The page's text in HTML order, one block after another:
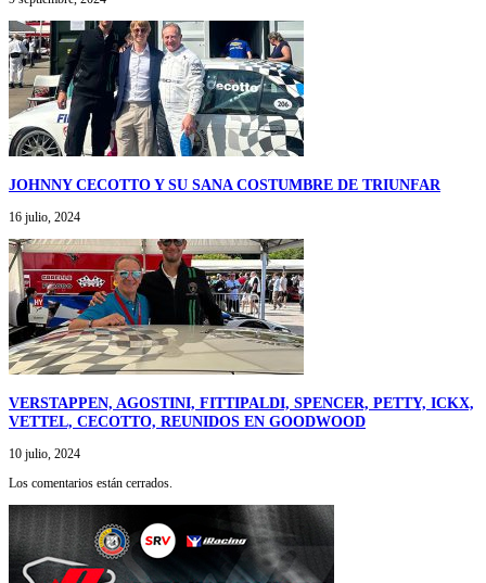
JOHNNY CECOTTO Y SU SANA COSTUMBRE DE TRIUNFAR
16 julio, 2024
VERSTAPPEN, AGOSTINI, FITTIPALDI, SPENCER, PETTY, ICKX,
VETTEL, CECOTTO, REUNIDOS EN GOODWOOD
10 julio, 2024
Los comentarios están cerrados.